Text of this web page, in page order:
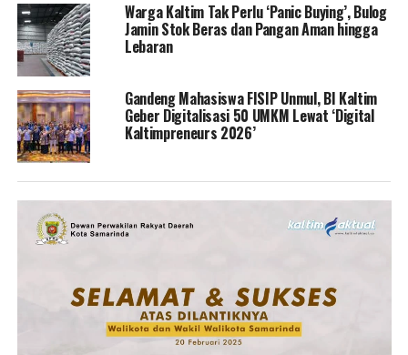
Warga Kaltim Tak Perlu ‘Panic Buying’, Bulog
Jamin Stok Beras dan Pangan Aman hingga
Lebaran
Gandeng Mahasiswa FISIP Unmul, BI Kaltim
Geber Digitalisasi 50 UMKM Lewat ‘Digital
Kaltimpreneurs 2026’